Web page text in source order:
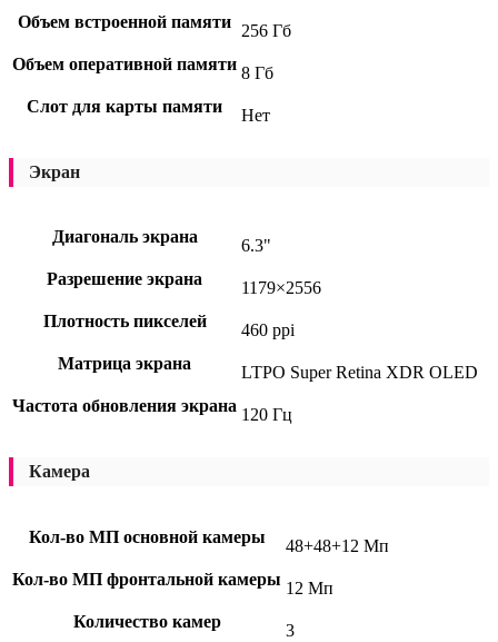
Объем встроенной памяти 256 Гб
Объем оперативной памяти 8 Гб
Слот для карты памяти
Нет
Экран
Диагональ экрана
6.3"
Разрешение экрана
1179×2556
Плотность пикселей
460 ppi
Матрица экрана
LTPO Super Retina XDR OLED
Частота обновления экрана 120 Гц
Камера
Кол-во МП основной камеры
48+48+12 Мп
Кол-во МП фронтальной камеры 12 Мп
Количество камер
3